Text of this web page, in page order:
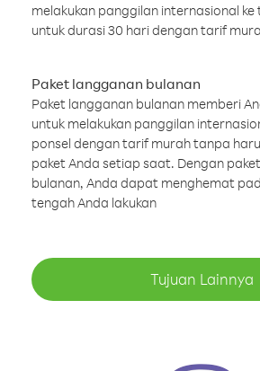
melakukan panggilan internasional ke
untuk durasi 30 hari dengan tarif
Paket langganan bulanan
Paket langganan bulanan memberi
untuk melakukan panggilan
ponsel dengan tarif murah tanpa
paket Anda setiap saat. Dengan
bulanan, Anda dapat menghemat
tengah Anda lakukan
Tujuan Lainnya